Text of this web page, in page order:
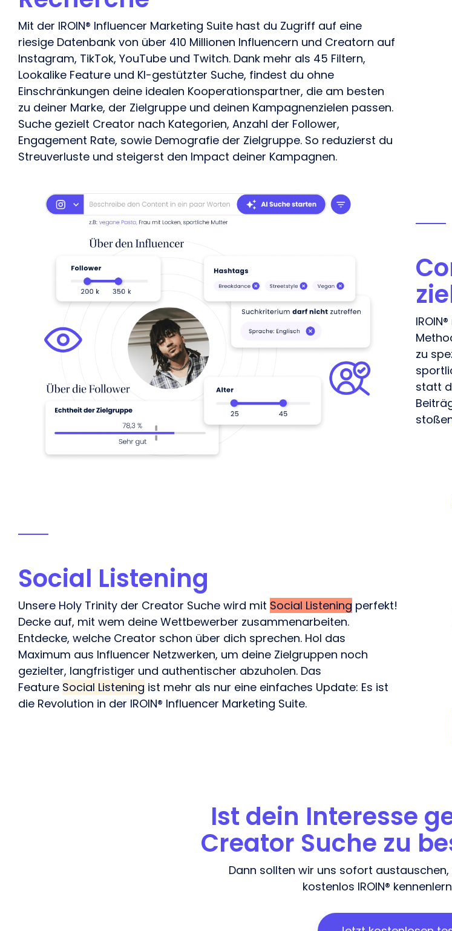
Mit der IROIN® Influencer Marketing Suite hast du Zugriff auf eine
riesige Datenbank von über 410 Millionen Influencern und Creatorn auf
Instagram, TikTok, YouTube und Twitch. Dank mehr als 45 Filtern,
Lookalike Feature und KI-gestützter Suche, findest du ohne
Einschränkungen deine idealen Kooperationspartner, die am besten
zu deiner Marke, der Zielgruppe und deinen Kampagnenzielen passen.
Suche gezielt Creator nach Kategorien, Anzahl der Follower,
Engagement Rate, sowie Demografie der Zielgruppe. So reduzierst du
Streuverluste und steigerst den Impact deiner Kampagnen.
zu
statt
Social Listening
Unsere Holy Trinity der Creator Suche wird mit Social Listening perfekt!
Decke auf, mit wem deine Wettbewerber zusammenarbeiten.
Entdecke, welche Creator schon über dich sprechen. Hol das
Maximum aus Influencer Netzwerken, um deine Zielgruppen noch
gezielter, langfristiger und authentischer abzuholen. Das
Feature Social Listening ist mehr als nur eine einfaches Update: Es ist
die Revolution in der IROIN® Influencer Marketing Suite.
Ist dein Interesse
Creator Suche zu
Dann sollten wir uns sofort
kostenlos IROIN®